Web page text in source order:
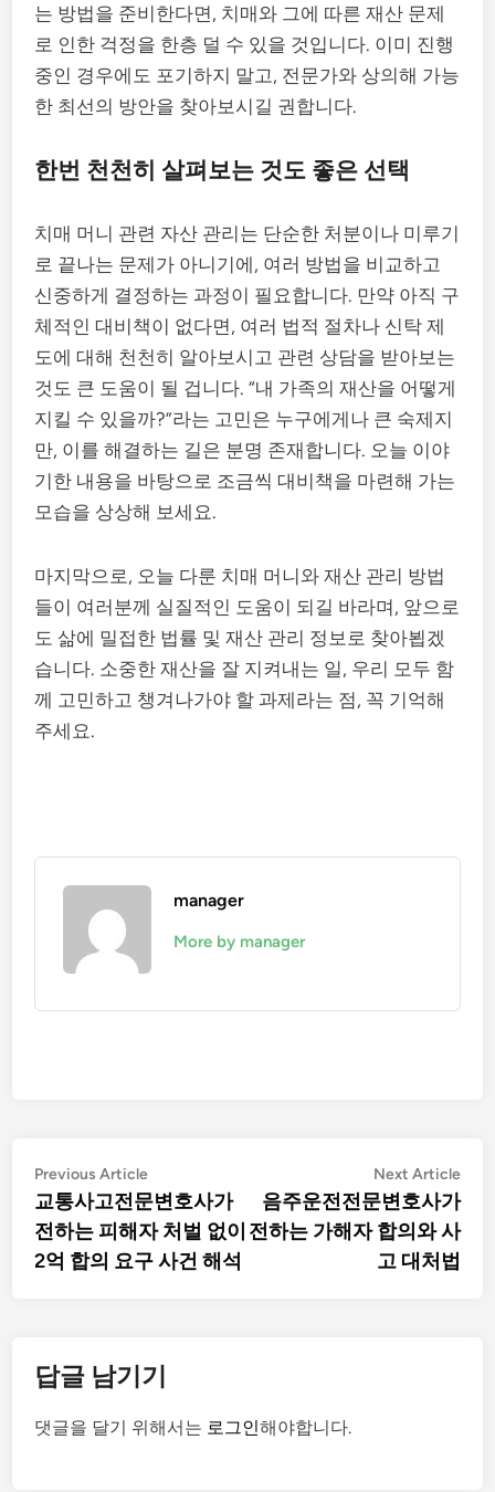
는 방법을 준비한다면, 치매와 그에 따른 재산 문제
로 인한 걱정을 한층 덜 수 있을 것입니다. 이미 진행
중인 경우에도 포기하지 말고, 전문가와 상의해 가능
한 최선의 방안을 찾아보시길 권합니다.
한번 천천히 살펴보는 것도 좋은 선택
치매 머니 관련 자산 관리는 단순한 처분이나 미루기
로 끝나는 문제가 아니기에, 여러 방법을 비교하고
신중하게 결정하는 과정이 필요합니다. 만약 아직 구
체적인 대비책이 없다면, 여러 법적 절차나 신탁 제
도에 대해 천천히 알아보시고 관련 상담을 받아보는
것도 큰 도움이 될 겁니다. “내 가족의 재산을 어떻게
지킬 수 있을까?”라는 고민은 누구에게나 큰 숙제지
만, 이를 해결하는 길은 분명 존재합니다. 오늘 이야
기한 내용을 바탕으로 조금씩 대비책을 마련해 가는
모습을 상상해 보세요.
마지막으로, 오늘 다룬 치매 머니와 재산 관리 방법
들이 여러분께 실질적인 도움이 되길 바라며, 앞으로
도 삶에 밀접한 법률 및 재산 관리 정보로 찾아뵙겠
습니다. 소중한 재산을 잘 지켜내는 일, 우리 모두 함
께 고민하고 챙겨나가야 할 과제라는 점, 꼭 기억해
주세요.
manager
More by manager
글
탐
색
Previous ArticlePrevious
article:
교통사고전문변호사가
전하는 피해자 처벌 없이
2억 합의 요구 사건 해석
Next Article
음주운전전문변호사가
전하는 가해자 합의와 사
고 대처법
답글 남기기
댓글을 달기 위해서는 로그인해야합니다.